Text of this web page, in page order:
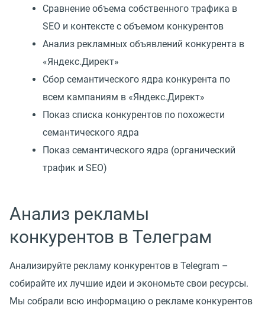
Сравнение объема собственного трафика в
SEO и контексте с объемом конкурентов
Анализ рекламных объявлений конкурента в
«Яндекс.Директ»
Сбор семантического ядра конкурента по
всем кампаниям в «Яндекс.Директ»
Показ списка конкурентов по похожести
семантического ядра
Показ семантического ядра (органический
трафик и SEO)
Анализ рекламы
конкурентов в Телеграм
Анализируйте рекламу конкурентов в Telegram –
собирайте их лучшие идеи и экономьте свои ресурсы.
Мы собрали всю информацию о рекламе конкурентов